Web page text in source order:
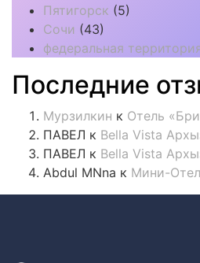
Пятигорск (5)
Сочи (43)
федеральная
Последние
Мурзилкин к Отель
ПАВЕЛ к Bella Vista
ПАВЕЛ к Bella Vista
Abdul MNna к Мини-